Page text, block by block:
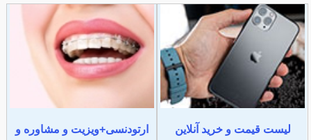
لیست قیمت و خرید آنلاین
ارتودنسی+ویزیت و مشاوره و